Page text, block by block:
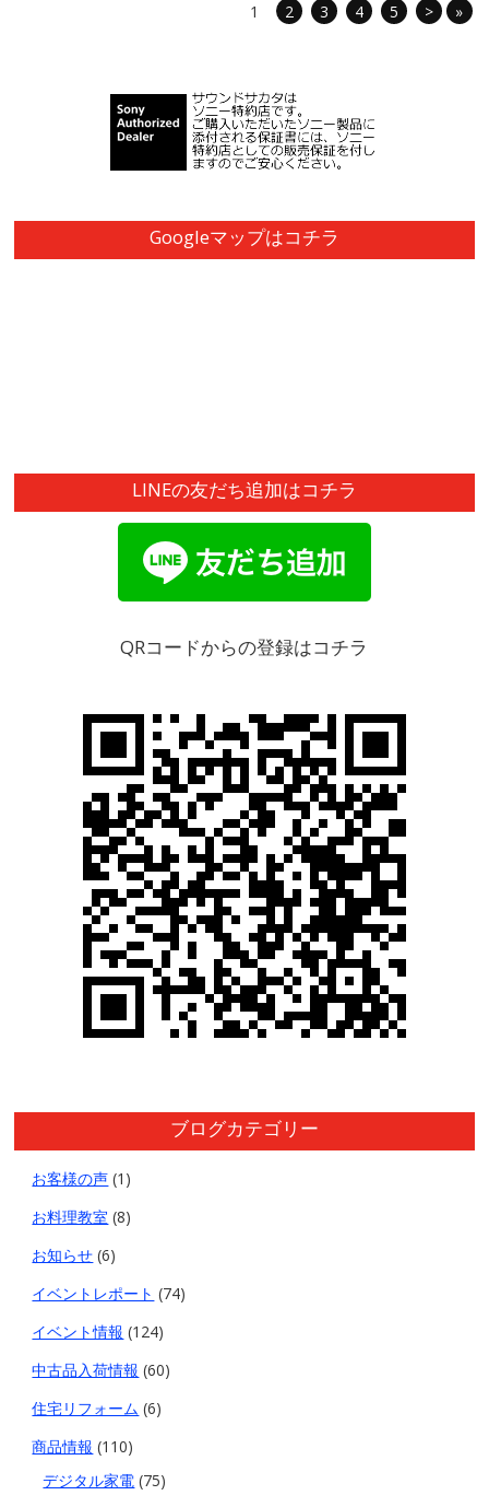
1 2 3 4 5 > »
Googleマップはコチラ
LINEの友だち追加はコチラ
QRコードからの登録はコチラ
ブログカテゴリー
お客様の声 (1)
お料理教室 (8)
お知らせ (6)
イベントレポート (74)
イベント情報 (124)
中古品入荷情報 (60)
住宅リフォーム (6)
商品情報 (110)
デジタル家電 (75)